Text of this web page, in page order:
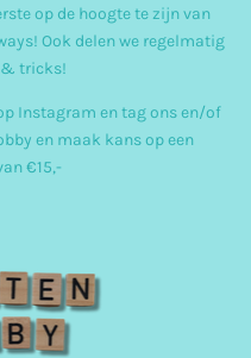
op de hoogte te zijn van
Ook delen we regelmatig
tricks!
Instagram en tag ons en/of
en maak kans op een
€15,-